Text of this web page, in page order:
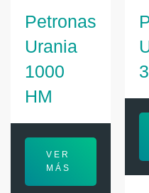
Petronas
Urania
1000
HM
VER
MÁS